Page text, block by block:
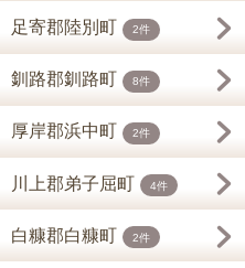
足寄郡陸別町 2件
釧路郡釧路町 8件
厚岸郡浜中町 2件
川上郡弟子屈町 4件
白糠郡白糠町 2件